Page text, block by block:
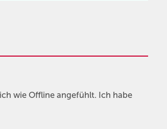
wie Offline angefühlt. Ich habe